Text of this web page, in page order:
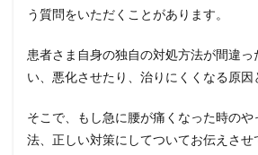
う質問をいただくことがあります。
患者さま自身の独自の対処方法が間違っ
い、悪化させたり、治りにくくなる原因
そこで、もし急に腰が痛くなった時の
法、正しい対策にしてついてお伝えさせ